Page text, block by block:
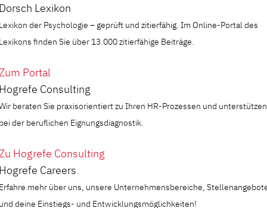
Lexikon
der Psychologie – geprüft und zitierfähig. Im Online-Portal des
finden Sie über 13.000 zitierfähige Beiträge.
Portal
Consulting
beraten Sie praxisorientiert zu Ihren HR-Prozessen und unterstützen
der beruflichen Eignungsdiagnostik.
Hogrefe Consulting
Careers
mehr über uns, unsere Unternehmensbereiche,
deine Einstiegs- und Entwicklungsmöglichkeiten!